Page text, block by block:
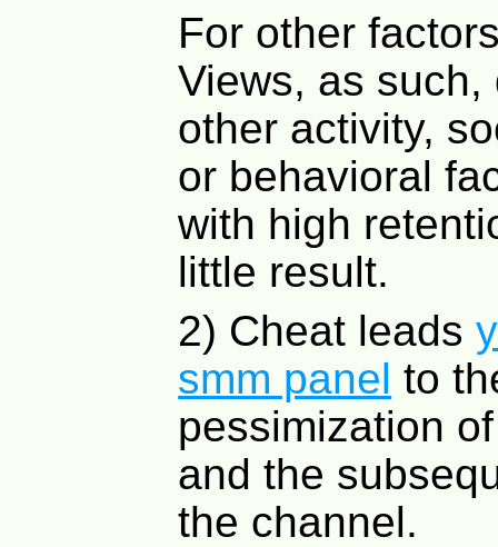
For other
Views, as
other activity,
or behavioral
with high
little result.
2) Cheat leads
smm panel to
pessimization
and the
the channel.